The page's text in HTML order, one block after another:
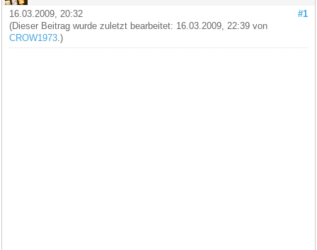
#1
16.03.2009, 20:32
(Dieser Beitrag wurde zuletzt bearbeitet: 16.03.2009, 22:39 von
CROW1973 .)